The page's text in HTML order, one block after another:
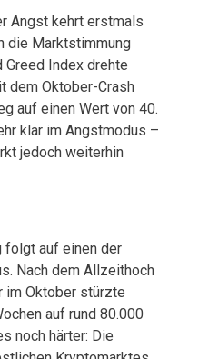
Angst kehrt erstmals
die Marktstimmung
Greed Index drehte
dem Oktober-Crash
auf einen Wert von 40.
klar im Angstmodus –
jedoch weiterhin
folgt auf einen der
Nach dem Allzeithoch
im Oktober stürzte
auf rund 80.000
noch härter: Die